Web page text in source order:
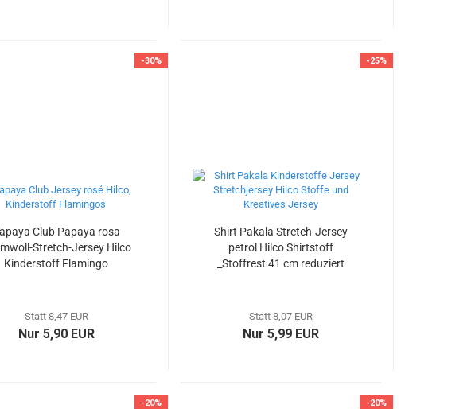
-30%
Club Papaya rosa
Stretch-Jersey Hilco
Kinderstoff Flamingo
Statt 8,47 EUR
Nur 5,90 EUR
-25%
Shirt Pakala Stretch-Jersey
petrol Hilco Shirtstoff
_Stoffrest 41 cm reduziert
Statt 8,07 EUR
Nur 5,99 EUR
-20% -20%